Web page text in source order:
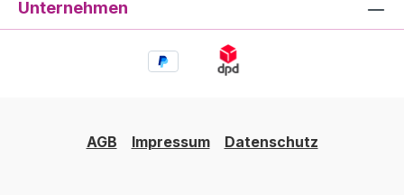
individuelle Prägung wünschen, nehmen
Sie bitte mit uns Kontakt auf. Verfügbare
19x19cm, quadratisch Die Farbdarstellung
10 Jahre Garantie auf das Leder Für Ihre
Unternehmen
AGB Impressum Datenschutz